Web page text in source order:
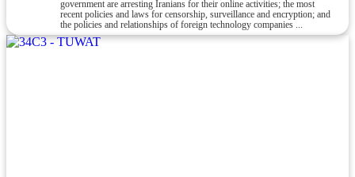
government are arresting Iranians for their online activities; the most
recent policies and laws for censorship, surveillance and encryption; and
the policies and relationships of foreign technology companies ...